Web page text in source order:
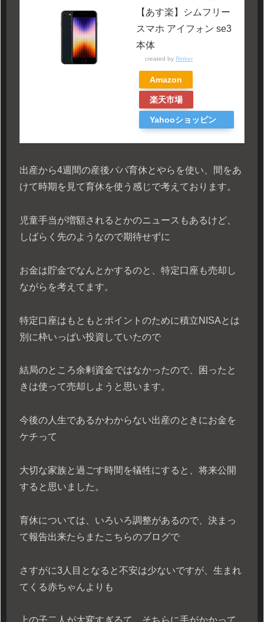
【あす楽】シムフリー
スマホ アイフォン se3
本体
created by Rinker
Amazon
楽天市場
Yahooショッピン
出産から4週間の産後パパ育休とやらを使い、間をあ
けて時期を見て育休を使う感じで考えております。
児童手当が増額されるとかのニュースもあるけど、
しばらく先のようなので期待せずに
お金は貯金でなんとかするのと、特定口座も売却し
ながらを考えてます。
特定口座はもともとポイントのために積立NISAとは
別に枠いっぱい投資していたので
結局のところ余剰資金ではなかったので、困ったと
きは使って売却しようと思います。
今後の人生であるかわからない出産のときにお金を
ケチって
大切な家族と過ごす時間を犠牲にすると、将来公開
すると思いました。
育休については、いろいろ調整があるので、決まっ
て報告出来たらまたこちらのブログで
さすがに3人目となると不安は少ないですが、生まれ
てくる赤ちゃんよりも